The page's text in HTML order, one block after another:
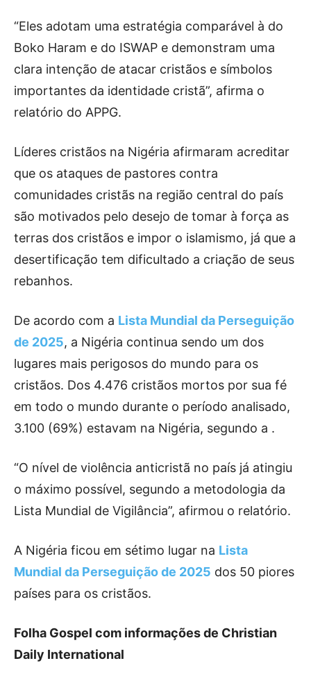
“Eles adotam uma estratégia comparável à do
Boko Haram e do ISWAP e demonstram uma
clara intenção de atacar cristãos e símbolos
importantes da identidade cristã”, afirma o
relatório do APPG.
Líderes cristãos na Nigéria afirmaram acreditar
que os ataques de pastores contra
comunidades cristãs na região central do país
são motivados pelo desejo de tomar à força as
terras dos cristãos e impor o islamismo, já que a
desertificação tem dificultado a criação de seus
rebanhos.
De acordo com a Lista Mundial da Perseguição
de 2025, a Nigéria continua sendo um dos
lugares mais perigosos do mundo para os
cristãos. Dos 4.476 cristãos mortos por sua fé
em todo o mundo durante o período analisado,
3.100 (69%) estavam na Nigéria, segundo a .
“O nível de violência anticristã no país já atingiu
o máximo possível, segundo a metodologia da
Lista Mundial de Vigilância”, afirmou o relatório.
A Nigéria ficou em sétimo lugar na Lista
Mundial da Perseguição de 2025 dos 50 piores
países para os cristãos.
Folha Gospel com informações de Christian
Daily International